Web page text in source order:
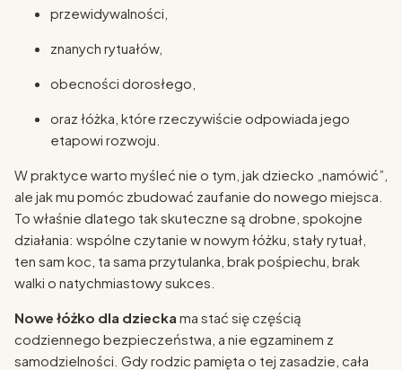
przewidywalności,
znanych rytuałów,
obecności dorosłego,
oraz łóżka, które rzeczywiście odpowiada jego
etapowi rozwoju.
W praktyce warto myśleć nie o tym, jak dziecko „namówić”,
ale jak mu pomóc zbudować zaufanie do nowego miejsca.
To właśnie dlatego tak skuteczne są drobne, spokojne
działania: wspólne czytanie w nowym łóżku, stały rytuał,
ten sam koc, ta sama przytulanka, brak pośpiechu, brak
walki o natychmiastowy sukces.
Nowe łóżko dla dziecka ma stać się częścią
codziennego bezpieczeństwa, a nie egzaminem z
samodzielności. Gdy rodzic pamięta o tej zasadzie, cała